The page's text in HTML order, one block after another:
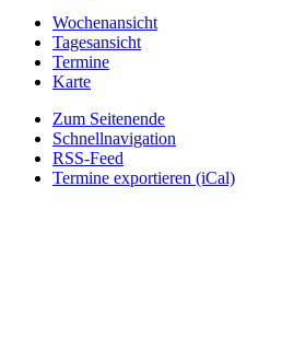
Wochenansicht
Tagesansicht
Termine
Karte
Zum Seitenende
Schnellnavigation
RSS-Feed
Termine exportieren (iCal)